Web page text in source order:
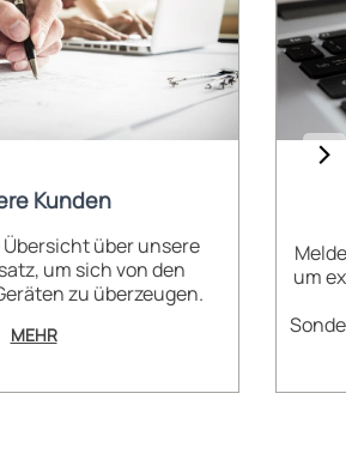
Kunden
Übersicht über unsere
um sich von den
zu überzeugen.
MEHR
um